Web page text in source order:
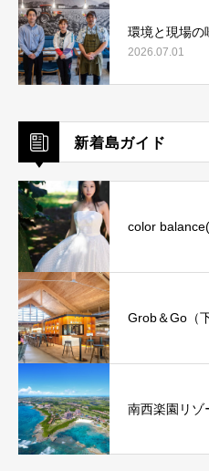
環境と現場の
2026.07.01
新着島ガイド
color
Grob＆Go（
南西楽園リゾ